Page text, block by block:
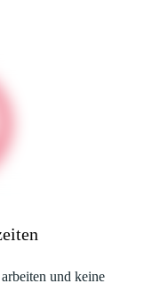
und keine